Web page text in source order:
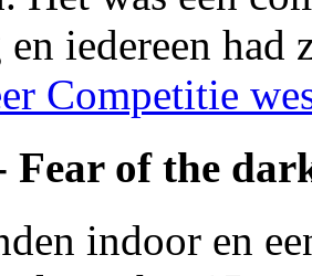
iedereen
Competitie
Fear of the
indoor en